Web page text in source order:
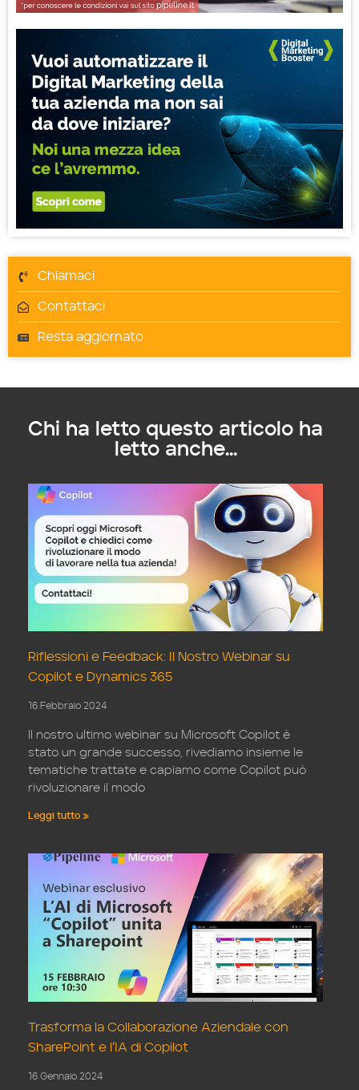
Chiamaci
Contattaci
Resta aggiornato
Chi ha letto questo articolo ha
letto anche...
Riflessioni e Feedback: Il Nostro Webinar su
Copilot e Dynamics 365
16 Febbraio 2024
Il nostro ultimo webinar su Microsoft Copilot è
stato un grande successo, rivediamo insieme le
tematiche trattate e capiamo come Copilot può
rivoluzionare il modo
Leggi tutto »
Trasforma la Collaborazione Aziendale con
SharePoint e l’IA di Copilot
16 Gennaio 2024